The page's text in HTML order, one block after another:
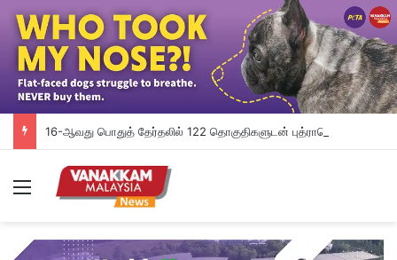
Menu